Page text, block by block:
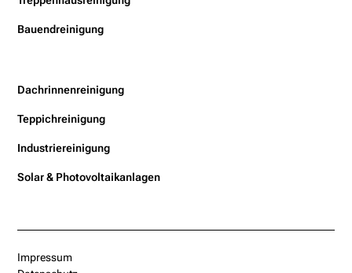
Bauendreinigung
Dachrinnenreinigung
Teppichreinigung
Industriereinigung
Solar & Photovoltaikanlagen
Impressum